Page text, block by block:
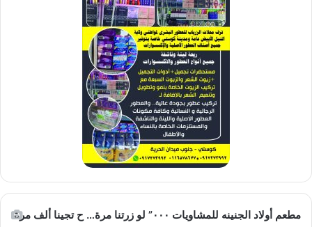
مطعم أولاد الجنينه للمشاويات ٠٠٠” لو زرتنا مرة… ح تجينا ألف مرة